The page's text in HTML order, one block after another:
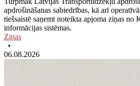
apdrošināšanas sabiedrības, kā arī
tiešsaistē saņemt noteikta apjoma ziņas no
informācijas sistēmas.
Ziņas
•
06.08.2026